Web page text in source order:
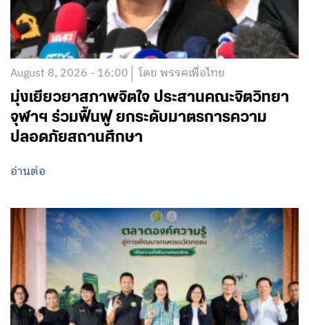
August 8, 2026 - 16:00 โดย พรรคเพื่อไทย
มุ่งเยียวยาสภาพจิตใจ ประสานคณะจิตวิทยา
จุฬาฯ ร่วมฟื้นฟู ยกระดับมาตรการความ
ปลอดภัยสถานศึกษา
อ่านต่อ